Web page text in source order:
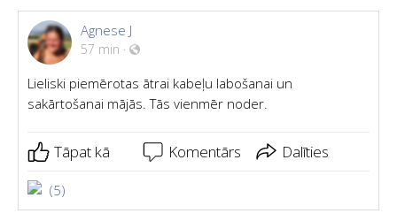
Agnese J
57 min ·
Lieliski piemērotas ātrai kabeļu labošanai un
sakārtošanai mājās. Tās vienmēr noder.
Tāpat kā Komentārs Dalīties
(5)